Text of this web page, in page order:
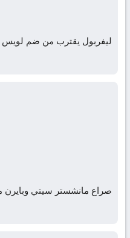
ليفربول يقترب من ضم لويس
صراع مانشستر سيتي وبايرن